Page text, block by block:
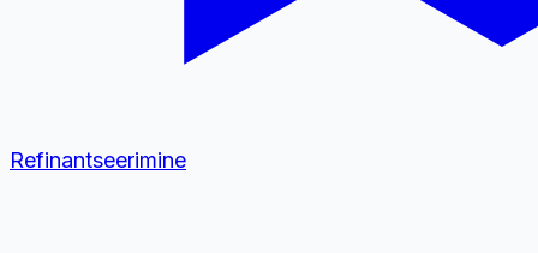
Refinantseerimine